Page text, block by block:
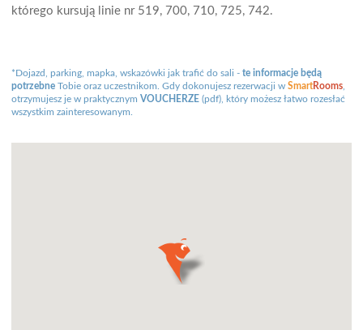
którego kursują linie nr 519, 700, 710, 725, 742.
*Dojazd, parking, mapka, wskazówki jak trafić do sali - te informacje będą
potrzebne Tobie oraz uczestnikom. Gdy dokonujesz rezerwacji w SmartRooms
otrzymujesz je w praktycznym VOUCHERZE (pdf), który możesz łatwo rozesłać
wszystkim zainteresowanym.